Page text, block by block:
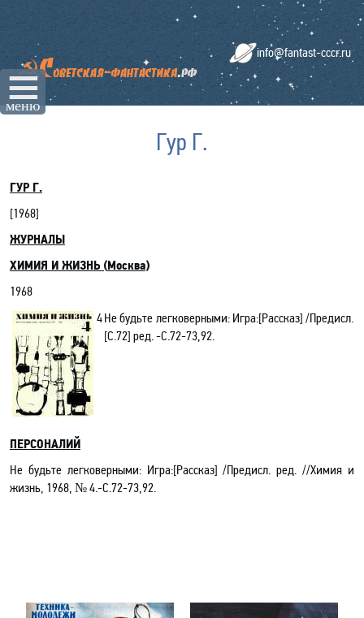
☰
меню
info@fantast-cccr.ru
Гур Г.
ГУР Г.
[1968]
ЖУРНАЛЫ
ХИМИЯ И ЖИЗНЬ (Москва)
1968
4Не будьте легковерными: Игра:[Рассказ] /Предисл.
[С.72] ред. -C.72-73,92.
ПЕРСОНАЛИЙ
Не будьте легковерными: Игра:[Рассказ] /Предисл. ред. //Химия и
жизнь, 1968, № 4.-C.72-73,92.